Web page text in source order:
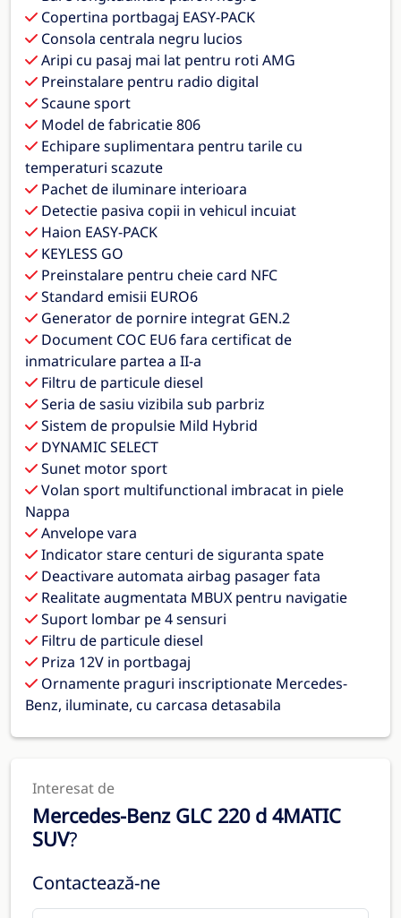
Copertina portbagaj EASY-PACK
Consola centrala negru lucios
Aripi cu pasaj mai lat pentru roti AMG
Preinstalare pentru radio digital
Scaune sport
Model de fabricatie 806
Echipare suplimentara pentru tarile cu
temperaturi scazute
Pachet de iluminare interioara
Detectie pasiva copii in vehicul incuiat
Haion EASY-PACK
KEYLESS GO
Preinstalare pentru cheie card NFC
Standard emisii EURO6
Generator de pornire integrat GEN.2
Document COC EU6 fara certificat de
inmatriculare partea a II-a
Filtru de particule diesel
Seria de sasiu vizibila sub parbriz
Sistem de propulsie Mild Hybrid
DYNAMIC SELECT
Sunet motor sport
Volan sport multifunctional imbracat in piele
Nappa
Anvelope vara
Indicator stare centuri de siguranta spate
Deactivare automata airbag pasager fata
Realitate augmentata MBUX pentru navigatie
Suport lombar pe 4 sensuri
Filtru de particule diesel
Priza 12V in portbagaj
Ornamente praguri inscriptionate Mercedes-
Benz, iluminate, cu carcasa detasabila
Interesat de
Mercedes-Benz GLC 220 d 4MATIC
SUV?
Contactează-ne